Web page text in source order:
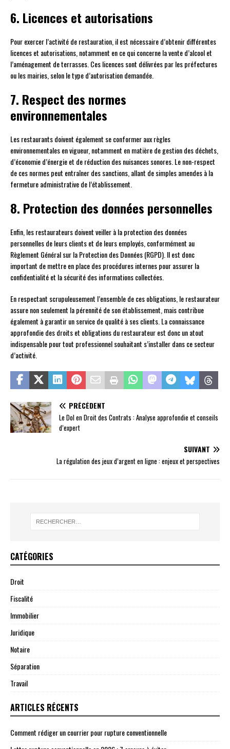
6. Licences et autorisations
Pour exercer l’activité de restauration, il est nécessaire d’obtenir différentes
licences et autorisations, notamment en ce qui concerne la vente d’alcool et
l’aménagement de terrasses. Ces licences sont délivrées par les préfectures
ou les mairies, selon le type d’autorisation demandée.
7. Respect des normes
environnementales
Les restaurants doivent également se conformer aux règles
environnementales en vigueur, notamment en matière de gestion des déchets,
d’économie d’énergie et de réduction des nuisances sonores. Le non-respect
de ces normes peut entraîner des sanctions, allant de simples amendes à la
fermeture administrative de l’établissement.
8. Protection des données personnelles
Enfin, les restaurateurs doivent veiller à la protection des données
personnelles de leurs clients et de leurs employés, conformément au
Règlement Général sur la Protection des Données (RGPD). Il est donc
important de mettre en place des procédures internes pour assurer la
confidentialité et la sécurité des informations collectées.
En respectant scrupuleusement l’ensemble de ces obligations, le restaurateur
assure non seulement la pérennité de son établissement, mais contribue
également à garantir un service de qualité à ses clients. La connaissance
approfondie des droits et obligations du restaurateur est donc un atout
indispensable pour tout professionnel souhaitant s’installer dans ce secteur
d’activité.
PRÉCÉDENT
Le Dol en Droit des Contrats : Analyse approfondie et conseils
d’expert
SUIVANT
La régulation des jeux d’argent en ligne : enjeux et perspectives
CATÉGORIES
Droit
Fiscalité
Immobilier
Juridique
Notaire
Séparation
Travail
ARTICLES RÉCENTS
Comment rédiger un courrier pour rupture conventionnelle